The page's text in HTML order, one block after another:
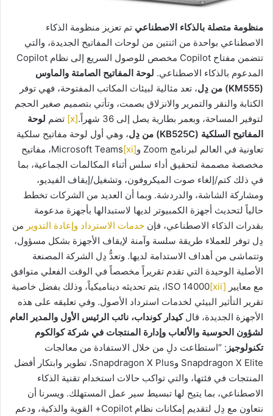
منظومة متصلة بالذكاء الاصطناعي تم تعزيز منظومة الذكاء
الاصطناعي بواحدة من اثنتين من لوحات المفاتيح الجديدة، والتي
تتضمن مفتاح Copilot مخصص للوصول السريع إلى نظام Copilot
المدعوم بالذكاء الاصطناعي. لوحة المفاتيح الصامتة والماوس
(
KM555) من دِل، تعد مثالية لبيئات المكاتب المفتوحة، فهي توفر
الكتابة والنقر والتمرير والانزلاق بصمت، وتأتي بتصميم صغير الحجم
لتوفير المساحة، وبعمر بطارية يصل إلى 36 شهراً.
[x] تضم لوحة
المفاتيح السلكية (KB525C) من دِل، وهي أول لوحة مفاتيح سلكية
تعاونية في العالم لبرنامج Zoom و
[xi]
Microsoft Teams، مفاتيح
مخصصة مصممة لتحقيق أداء سلس أثناء المكالمات الجماعية، بما
في ذلك كتم/إلغاء صوت الميكروفون، وتشغيل/إيقاف الفيديو،
ومشاركة الشاشة، والدردشة. وبما أن العديد من الشركات تخطط
حالياً لتحديث أجهزة الكمبيوتر لديها لاستبدالها بأجهزة مدعومة
بقدرات الذكاء الاصطناعي، فإن خدمات الاسترداد وإعادة التدوير من
دِل توفر للعملاء طريقة سلسة وآمنة لإيقاف الأجهزة بشكل مسؤول،
وتتماشى من أهداف الاستدامة لديها. وتعدُّ دِل الشركة المصنعة
الأصلية الوحيدة التي تقدم تقريراً مخصصاً في الوقت الفعلي متوافق
مع معايير ISO 14000 [xii]
، يتم تحديثه ديناميكياً، وذلك بفضل خاصية
تقرير التأثير البيئي لخدمات استرداد الأصول. وفي تعليقه على هذه
الأجهزة الجديدة، قالكيدار كونداب، نائب الرئيس الأول والمدير العام
لشؤون الحوسبة والألعاب وإدارة المنتجات في شركة كوالكوم
تكنولوجيز : “استطاعت دلِ من خلال الاستفادة من معالجات
Snapdragon X Elite وSnapdragon X Plus، تطوير وابتكار أفضل
المنتجات في فئتها، والتي تواكب حالات استخدام تقنية الذكاء
الاصطناعي، بما يتيح لها تبسيط سير عمل المستهلك. ويسرنا أن
نتعاون مع دِل لتقديم إمكانات نظام Copilot+ القوية والذكية، ودعم